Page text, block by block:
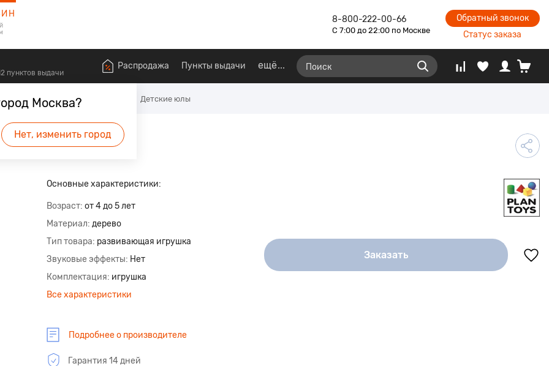
8-800-222-00-66
С 7:00 до 22:00 по Москве
Обратный звонок
Статус заказа
Москва?
Нет, изменить город
пунктов выдачи
Распродажа Пункты выдачи ещё
Развивающие игрушки Детские юлы
первым.
Основные характеристики:
Возраст от 4 до 5 лет
Материал дерево
Тип товара развивающая игрушка
Звуковые эффекты Нет
Комплектация игрушка
Все характеристики
Подробнее о производителе
Гарантия 14 дней
Заказать